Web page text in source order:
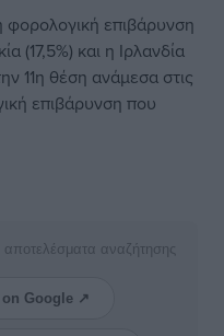
φορολογική επιβάρυνση
(17,5%) και η Ιρλανδία
11η θέση ανάμεσα στις
επιβάρυνση που
αναζήτησης
Google ↗